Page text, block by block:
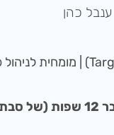
כהן
"תרגו התחילה מבית